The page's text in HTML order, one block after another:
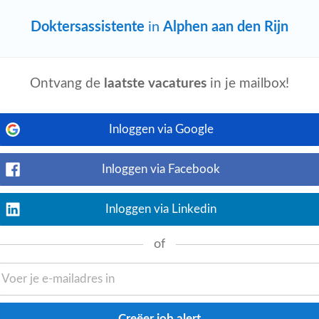
Jouw Taken Zijn Onder Meer
somatische zorg en afstemmen
teams...
team uit huisartsen,
GGZ en fysiotherapeuten. Wij werken
Bekijk nu
Doktersassistente in Alphen aan den Rijn
Ontvang de laatste vacatures in je mailbox!
Inloggen via Google
Inloggen via Facebook
Inloggen via Linkedin
of